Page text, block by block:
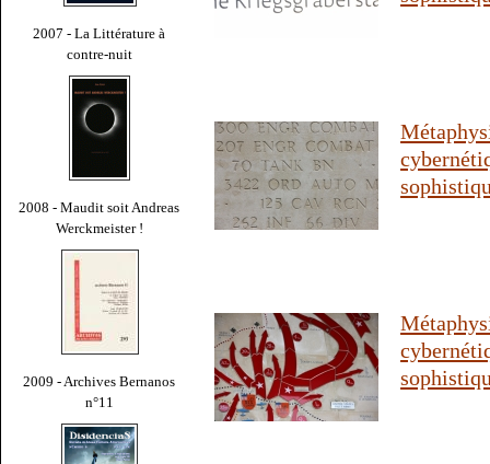
2007 - La Littérature à
contre-nuit
2008 - Maudit soit Andreas
Werckmeister !
2009 - Archives Bernanos
n°11